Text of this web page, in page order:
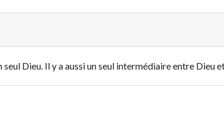
seul Dieu. Il y a aussi un seul intermédiaire entre Dieu